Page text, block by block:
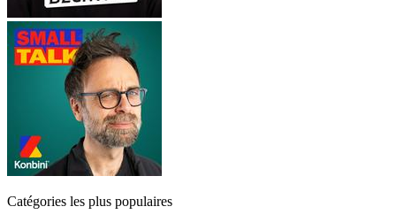
Catégories les plus populaires